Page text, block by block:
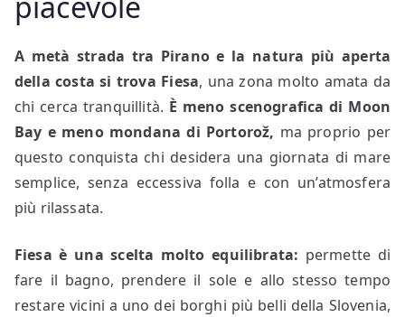
A metà strada tra Pirano e la natura più aperta
della costa si trova Fiesa, una zona molto amata da
chi cerca tranquillità. È meno scenografica di Moon
Bay e meno mondana di Portorož, ma proprio per
questo conquista chi desidera una giornata di mare
semplice, senza eccessiva folla e con un’atmosfera
più rilassata.
Fiesa è una scelta molto equilibrata: permette di
fare il bagno, prendere il sole e allo stesso tempo
restare vicini a uno dei borghi più belli della Slovenia,